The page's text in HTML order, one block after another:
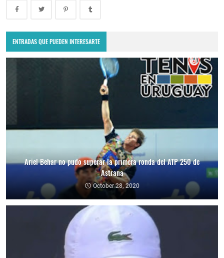
ENTRADAS QUE PUEDEN INTERESARTE
Ariel Behar no pudo superar la primera ronda del ATP 250 de
Astrana
October 28, 2020